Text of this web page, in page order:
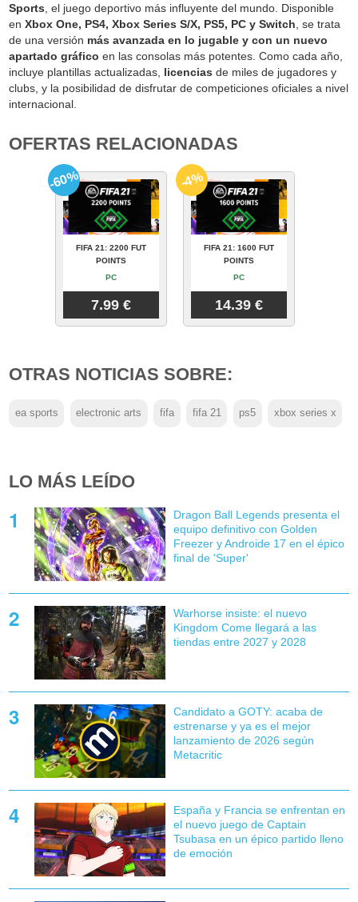
Sports, el juego deportivo más influyente del mundo. Disponible
en Xbox One, PS4, Xbox Series S/X, PS5, PC y Switch, se trata
de una versión más avanzada en lo jugable y con un nuevo
apartado gráfico en las consolas más potentes. Como cada año,
incluye plantillas actualizadas, licencias de miles de jugadores y
clubs, y la posibilidad de disfrutar de competiciones oficiales a nivel
internacional.
OFERTAS RELACIONADAS
FIFA 21: 2200 FUT
POINTS
PC
7.99 €
-60%
FIFA 21: 1600 FUT
POINTS
PC
14.39 €
-4%
OTRAS NOTICIAS SOBRE:
ea sports electronic arts fifa fifa 21 ps5 xbox series x
LO MÁS LEÍDO
Dragon Ball Legends presenta el
equipo definitivo con Golden
Freezer y Androide 17 en el épico
final de 'Super'
Warhorse insiste: el nuevo
Kingdom Come llegará a las
tiendas entre 2027 y 2028
Candidato a GOTY: acaba de
estrenarse y ya es el mejor
lanzamiento de 2026 según
Metacritic
España y Francia se enfrentan en
el nuevo juego de Captain
Tsubasa en un épico partido lleno
de emoción